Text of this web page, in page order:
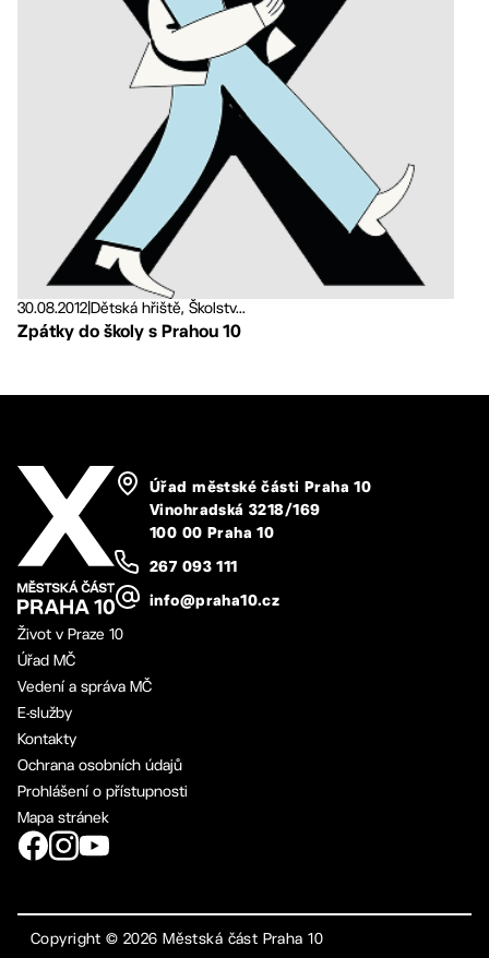
30.08.2012Dětská hřiště, Školstv...
Zpátky do školy s Prahou 10
Úřad městské části Praha 10
Vinohradská 3218/169
100 00 Praha 10
267 093 111
info@praha10.cz
Život v Praze 10
Úřad MČ
Vedení a správa MČ
E-služby
Kontakty
Ochrana osobních údajů
Prohlášení o přístupnosti
Mapa stránek
Copyright ©2026 Městská část Praha 10